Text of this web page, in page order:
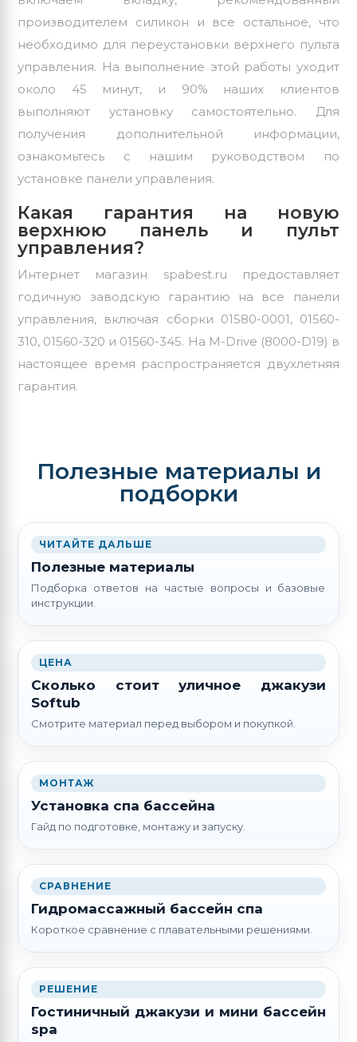
производителем силикон и все остальное, что
необходимо для переустановки верхнего пульта
управления. На выполнение этой работы уходит
около 45 минут, и 90% наших клиентов
выполняют установку самостоятельно. Для
получения дополнительной информации,
ознакомьтесь с нашим руководством по
установке панели управления.
Какая гарантия на новую
верхнюю панель и пульт
управления?
Интернет магазин spabest.ru предоставляет
годичную заводскую гарантию на все панели
управления, включая сборки 01580-0001, 01560-
310, 01560-320 и 01560-345. На M-Drive (8000-D19) в
настоящее время распространяется двухлетняя
гарантия.
Полезные материалы и
подборки
ЧИТАЙТЕ ДАЛЬШЕ
Полезные материалы
Подборка ответов на частые вопросы и базовые
инструкции.
ЦЕНА
Сколько стоит уличное джакузи
Softub
Смотрите материал перед выбором и покупкой.
МОНТАЖ
Установка спа бассейна
Гайд по подготовке, монтажу и запуску.
СРАВНЕНИЕ
Гидромассажный бассейн спа
Короткое сравнение с плавательными решениями.
РЕШЕНИЕ
Гостиничный джакузи и мини бассейн
spa